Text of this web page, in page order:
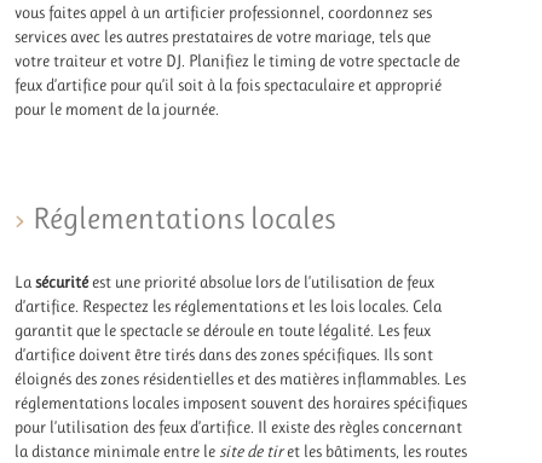
vous faites appel à un artificier professionnel, coordonnez ses
services avec les autres prestataires de votre mariage, tels que
votre traiteur et votre DJ. Planifiez le timing de votre spectacle de
feux d’artifice pour qu’il soit à la fois spectaculaire et approprié
pour le moment de la journée.
Réglementations locales
Lasécuritéest une priorité absolue lors de l’utilisation de feux
d’artifice. Respectez les réglementations et les lois locales. Cela
garantit que le spectacle se déroule en toute légalité. Les feux
d’artifice doivent être tirés dans des zones spécifiques. Ils sont
éloignés des zones résidentielles et des matières inflammables. Les
réglementations locales imposent souvent des horaires spécifiques
pour l’utilisation des feux d’artifice. Il existe des règles concernant
la distance minimale entre le site de tiret les bâtiments, les routes